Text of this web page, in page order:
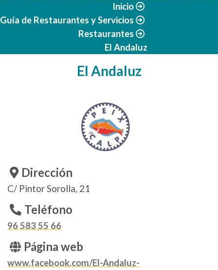
Inicio
Guía de Restaurantes y Servicios
Restaurantes
El Andaluz
El Andaluz
Dirección
C/ Pintor Sorolla, 21
Teléfono
96 583 55 66
Página web
www.facebook.com/El-Andaluz-